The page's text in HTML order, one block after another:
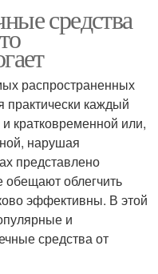
средства
распространенных
практически каждый
кратковременной или,
нарушая
представлено
обещают облегчить
эффективны. В этой
и
средства от